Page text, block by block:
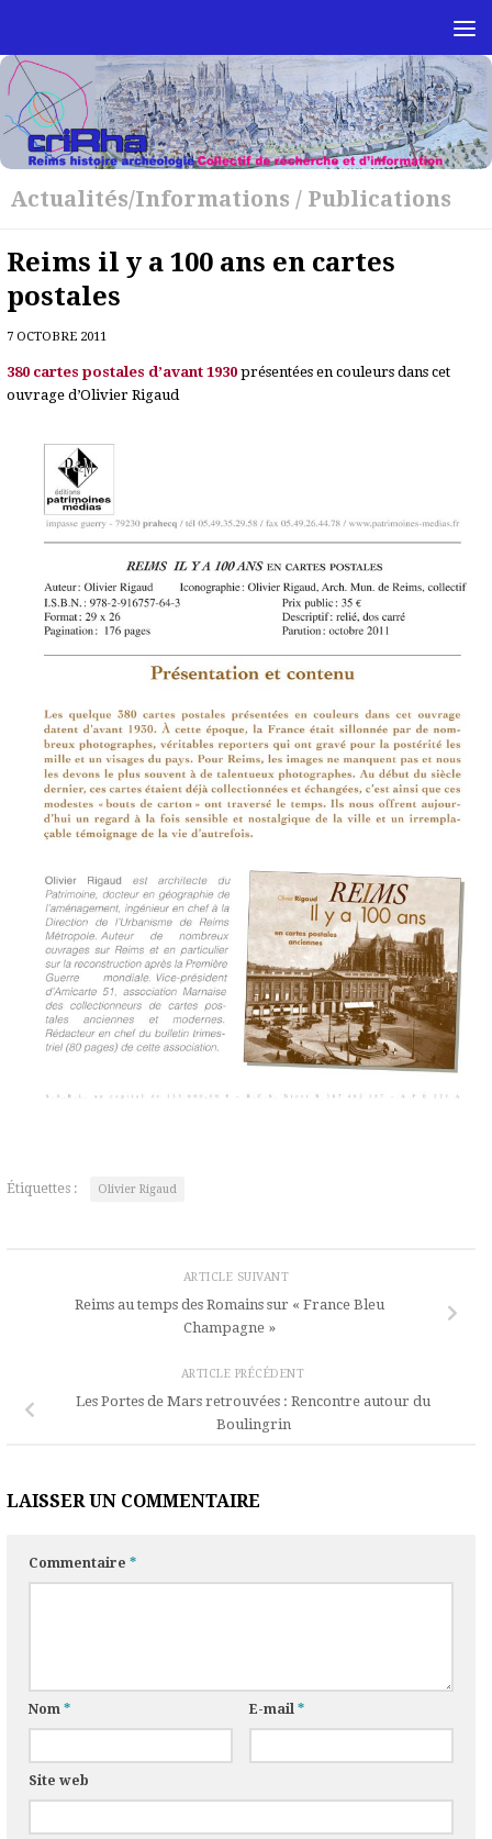
Actualités/Informations / Publications
Reims il y a 100 ans en cartes
postales
7 OCTOBRE 2011
380 cartes postales d’avant 1930présentées en couleurs dans cet
ouvrage d’Olivier Rigaud
Étiquettes : Olivier Rigaud
ARTICLE SUIVANT
Reims au temps des Romains sur « France Bleu
Champagne »
ARTICLE PRÉCÉDENT
Les Portes de Mars retrouvées : Rencontre autour du
Boulingrin
LAISSER UN COMMENTAIRE
Commentaire*
Nom* E-mail*
Site web